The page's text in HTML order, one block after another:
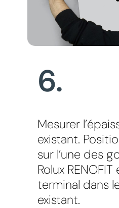
6.
Mesurer
existant.
sur l’une des
Rolux
terminal dans
existant.